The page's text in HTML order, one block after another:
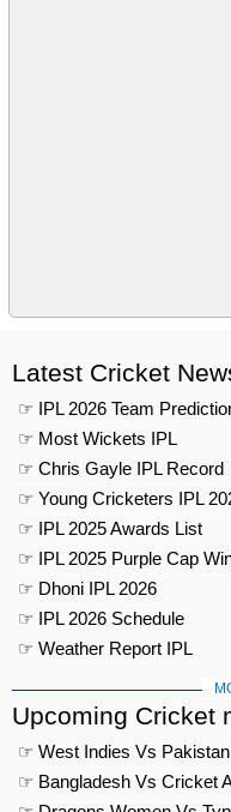
Latest Cricket
☞ IPL 2026 Team
☞ Most Wickets IPL
☞ Chris Gayle IPL Record
☞ Young Cricketers IPL
☞ IPL 2025 Awards List
☞ IPL 2025 Purple Cap
☞ Dhoni IPL 2026
☞ IPL 2026 Schedule
☞ Weather Report IPL
Upcoming Cricket
☞ West Indies Vs
☞ Bangladesh Vs Cricket